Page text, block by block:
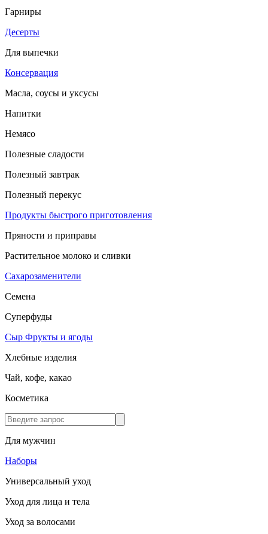
Гарниры
Десерты
Для выпечки
Консервация
Масла, соусы и уксусы
Напитки
Немясо
Полезные сладости
Полезный завтрак
Полезный перекус
Продукты быстрого приготовления
Пряности и приправы
Растительное молоко и сливки
Сахарозаменители
Семена
Суперфуды
Сыр Фрукты и ягоды
Хлебные изделия
Чай, кофе, какао
Косметика
Для мужчин
Наборы
Универсальный уход
Уход для лица и тела
Уход за волосами